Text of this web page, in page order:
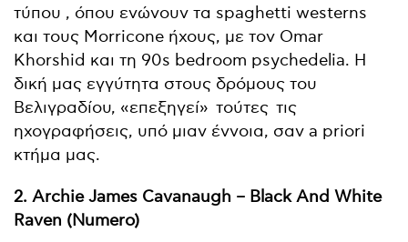
τύπου , όπου ενώνουν τα spaghetti westerns
και τους Morricone ήχους, με τον Omar
Khorshid και τη 90s bedroom psychedelia. Η
δική μας εγγύτητα στους δρόμους του
Βελιγραδίου, «επεξηγεί» τούτες τις
ηχογραφήσεις, υπό μιαν έννοια, σαν a priori
κτήμα μας.
2. Archie James Cavanaugh – Black And White
Raven (Numero)